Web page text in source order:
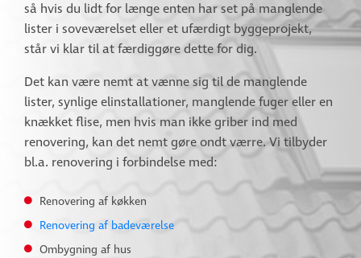
så hvis du lidt for længe enten har set på manglende
lister i soveværelset eller et ufærdigt byggeprojekt,
står vi klar til at færdiggøre dette for dig.
Det kan være nemt at vænne sig til de manglende
lister, synlige elinstallationer, manglende fuger eller en
knækket flise, men hvis man ikke griber ind med
renovering, kan det nemt gøre ondt værre. Vi tilbyder
bl.a. renovering i forbindelse med:
Renovering af køkken
Renovering af badeværelse
Ombygning af hus